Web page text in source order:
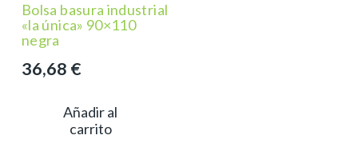
Bolsa basura industrial
«la única» 90×110
negra
36,68 €
Añadir al
carrito